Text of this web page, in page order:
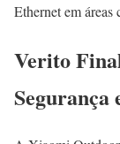
Ethernet em áreas
Verito
Segurança